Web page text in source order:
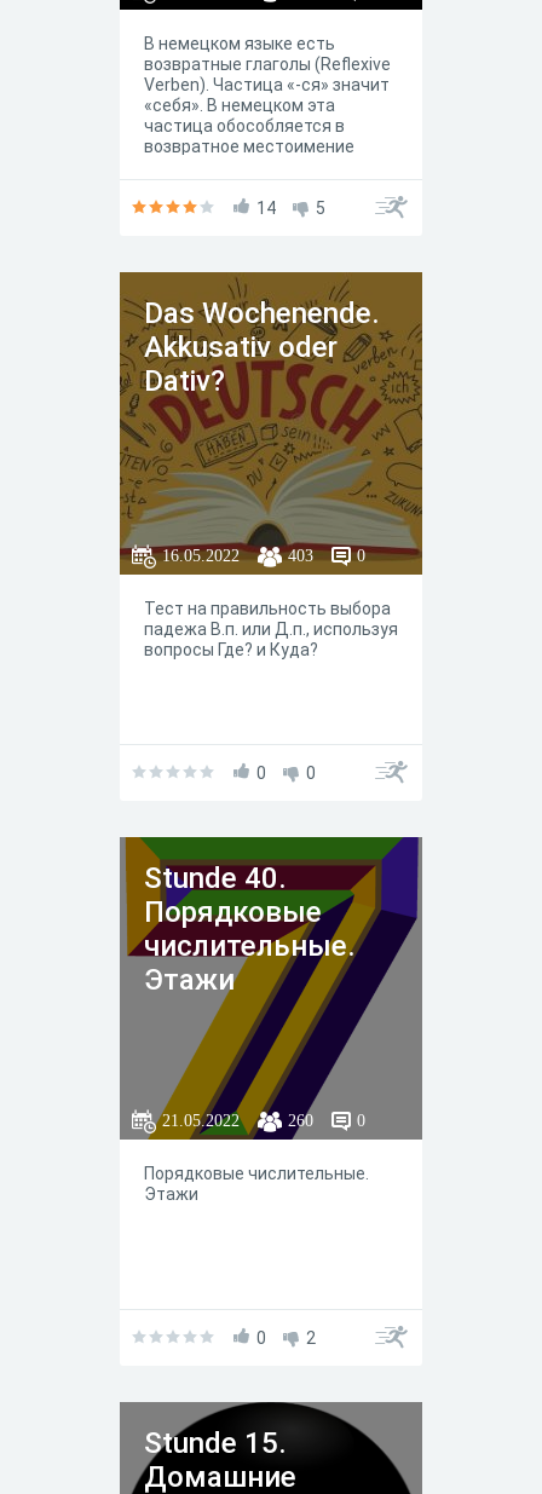
В немецком языке есть
возвратные глаголы (Reflexive
Verben). Частица «-ся» значит
«себя». В немецком эта
частица обособляется в
возвратное местоимение
14 5
Das Wochenende.
Akkusativ oder
Dativ?
16.05.2022 403 0
Тест на правильность выбора
падежа В.п. или Д.п., используя
вопросы Где? и Куда?
0 0
Stunde 40.
Порядковые
числительные.
Этажи
21.05.2022 260 0
Порядковые числительные.
Этажи
0 2
Stunde 15.
Домашние